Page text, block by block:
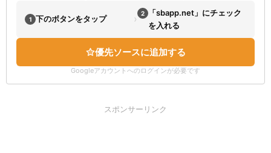
1 下のボタンをタップ › 2
「sbapp.net」にチェック
を入れる
優先ソースに追加する
Googleアカウントへのログインが必要です
スポンサーリンク